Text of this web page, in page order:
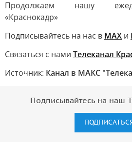
Продолжаем нашу
«Краснокадр»
Подписывайтесь на нас в MAX и
Связаться с нами Телеканал
Источник: Канал в МАКС
Подписывайтесь на наш